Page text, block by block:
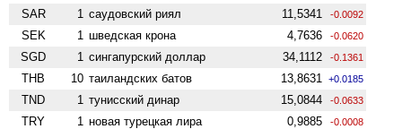
SAR 1 саудовский риял 11,5341 -0.0092
SEK 1 шведская крона 4,7636 -0.0620
SGD 1 сингапурский доллар 34,1112 -0.1361
THB 10 таиландских батов 13,8631 +0.0185
TND 1 тунисский динар 15,0844 -0.0633
TRY 1 новая турецкая лира 0,9885 -0.0008